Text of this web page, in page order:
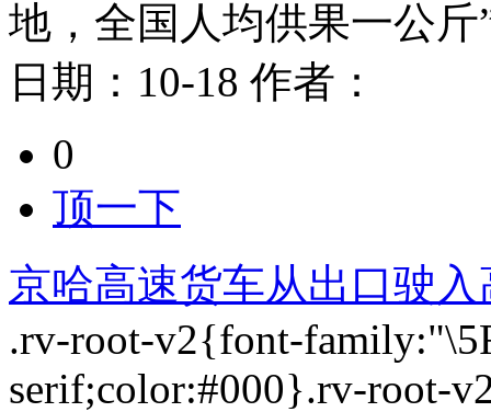
地，全国人均供果一公
日期： 10-18 作者：
0
顶一下
京哈高速货车从出口驶
.rv-root-v2{font-
serif;color:#000}.rv-root-